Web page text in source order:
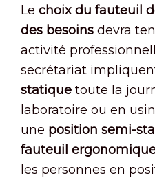
Le choix du fauteuil
des besoins devra
activité
secrétariat
statique toute la
laboratoire ou en
une position semi-
fauteuil
les personnes en